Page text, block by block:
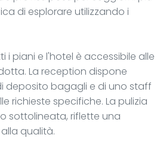
di esplorare utilizzando i
i piani e l'hotel è accessibile alle
La reception dispone
deposito bagagli e di uno staff
richieste specifiche. La pulizia
sottolineata, riflette una
qualità.